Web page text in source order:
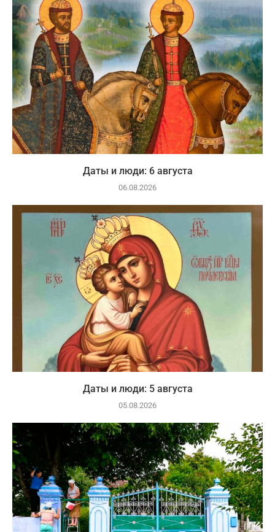
Даты и люди: 6 августа
06.08.2026
Даты и люди: 5 августа
05.08.2026